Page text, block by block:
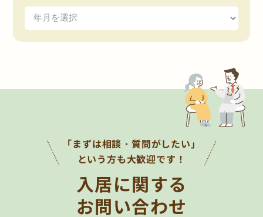
「まずは相談・質問がしたい」
という方も大歓迎です！
入居に関する
お問い合わせ